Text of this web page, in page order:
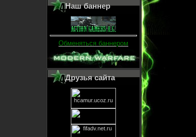
Наш баннер
Обменяться баннером
Друзья сайта